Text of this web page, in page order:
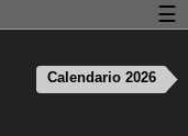
Calendario 2026
☰